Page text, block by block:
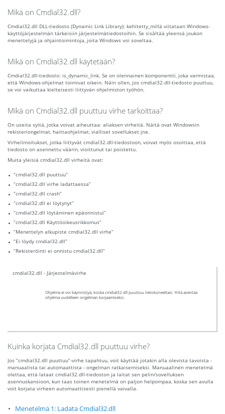
Mikä on Cmdial32.dll?
Cmdial32.dll DLL-tiedosto (Dynamic Link Library): kehitetty_millä viitataan Windows-
käyttöjärjestelmän tärkeisiin järjestelmätiedostoihin. Se sisältää yleensä joukon
menettelyjä ja ohjaintoimintoja, joita Windows voi soveltaa.
Mikä on Cmdial32.dll käytetään?
Cmdial32.dll-tiedosto: is_dynamic_link. Se on olennainen komponentti, joka varmistaa,
että Windows-ohjelmat toimivat oikein. Näin ollen, jos cmdial32.dll-tiedosto puuttuu,
se voi vaikuttaa kielteisesti liittyvän ohjelmiston työhön.
Mikä on Cmdial32.dll puuttuu virhe tarkoittaa?
On useita syitä, jotka voivat aiheuttaa: aliaksen virheitä. Näitä ovat Windowsin
rekisteriongelmat, haittaohjelmat, vialliset sovellukset jne.
Virheilmoitukset, jotka liittyvät cmdial32.dll-tiedostoon, voivat myös osoittaa, että
tiedosto on asennettu väärin, vioittunut tai poistettu.
Muita yleisiä cmdial32.dll virheitä ovat:
“cmdial32.dll puuttuu”
“cmdial32.dll virhe ladattaessa”
“cmdial32.dll crash”
“cmdial32.dll ei löytynyt”
“cmdial32.dll löytäminen epäonnistui”
“cmdial32.dll Käyttöoikeusrikkomus”
“Menettelyn alkupiste cmdial32.dll virhe”
“Ei löydy cmdial32.dll”
“Rekisteröinti ei onnistu cmdial32.dll”
cmdial32.dll - Järjestelmävirhe
Ohjelma ei voi käynnistyä, koska cmdial32.dll puuttuu tietokoneeltasi. Yritä asentaa
ohjelma uudelleen ongelman korjaamiseksi.
Kuinka korjata Cmdial32.dll puuttuu virhe?
Jos “cmdial32.dll puuttuu”-virhe tapahtuu, voit käyttää jotakin alla olevista tavoista -
manuaalista tai automaattista - ongelman ratkaisemiseksi. Manuaalinen menetelmä
olettaa, että lataat cmdial32.dll-tiedoston ja laitat sen pelin/sovelluksen
asennuskansioon, kun taas toinen menetelmä on paljon helpompaa, koska sen avulla
voit korjata virheen automaattisesti pienellä vaivalla.
Menetelmä 1: Ladata Cmdial32.dll